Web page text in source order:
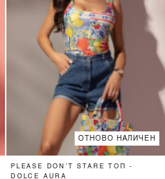
ОТНОВО НАЛИЧЕН
PLEASE DON’T STARE ТОП -
DOLCE AURA